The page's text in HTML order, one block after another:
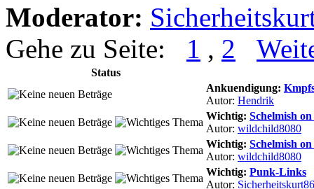
Moderator:
Gehe zu Seite: 1 , 2
Status
Ankuendigung:
Autor: Hendrik
Wichtig: Schelmish
Autor: wildchild8080
Wichtig: Schelmish
Autor: wildchild8080
Wichtig: Punk-Links
Autor: Sicherheitskurt86